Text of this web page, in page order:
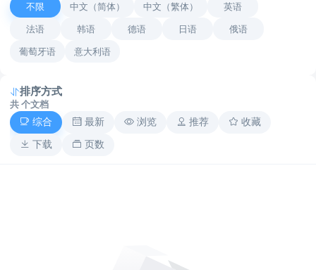
不限 中文（简体） 中文（繁体） 英语
法语 韩语 德语 日语 俄语
葡萄牙语 意大利语
排序方式
共 个文档
综合
最新 浏览 推荐 收藏
下载 页数